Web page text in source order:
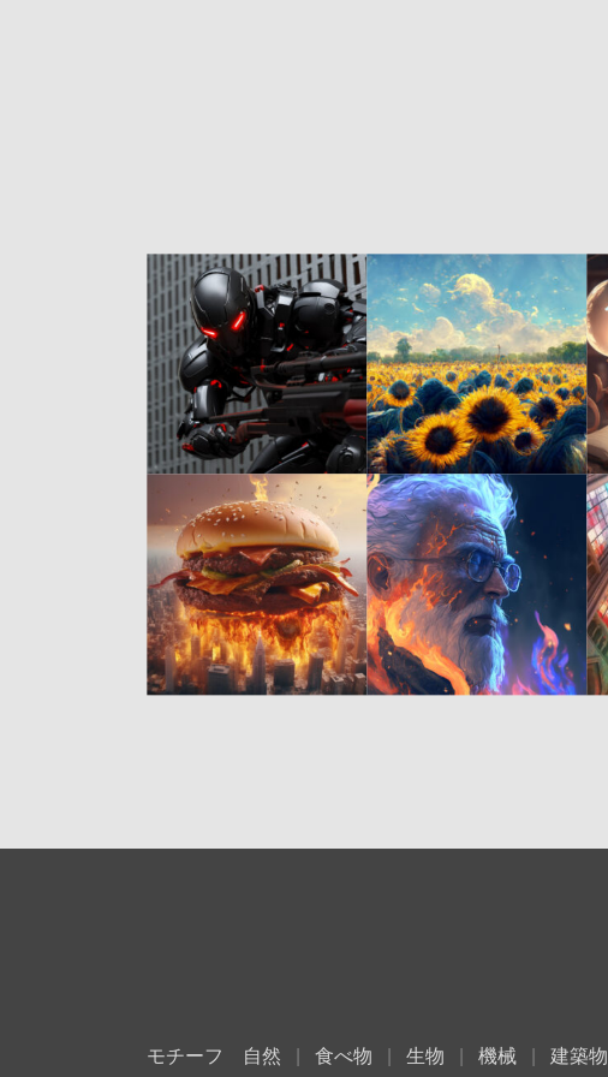
モチーフ 自然 食べ物 生物 機械 建築物